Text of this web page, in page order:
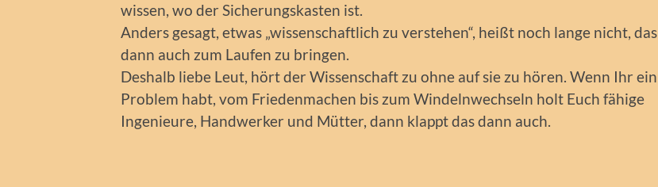
wissen, wo der Sicherungskasten ist.
Anders gesagt, etwas „wissenschaftlich zu verstehen“, heißt noch lange nicht, das
dann auch zum Laufen zu bringen.
Deshalb liebe Leut, hört der Wissenschaft zu ohne auf sie zu hören. Wenn Ihr ein
Problem habt, vom Friedenmachen bis zum Windelnwechseln holt Euch fähige
Ingenieure, Handwerker und Mütter, dann klappt das dann auch.